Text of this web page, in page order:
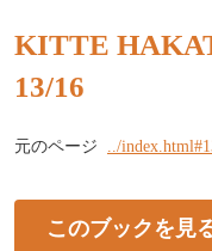
KITTE
13/16
元のページ ../
このブックを見